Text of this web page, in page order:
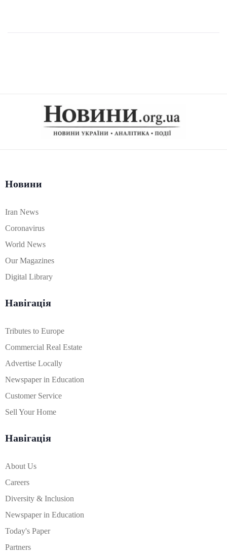
Новини
Iran News
Coronavirus
World News
Our Magazines
Digital Library
Навігація
Tributes to Europe
Commercial Real Estate
Advertise Locally
Newspaper in Education
Customer Service
Sell Your Home
Навігація
About Us
Careers
Diversity & Inclusion
Newspaper in Education
Today's Paper
Partners